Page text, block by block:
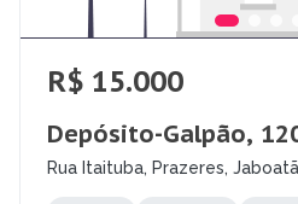
R$ 15.000
Depósito-Galpão,
Rua Itaituba, Prazeres,